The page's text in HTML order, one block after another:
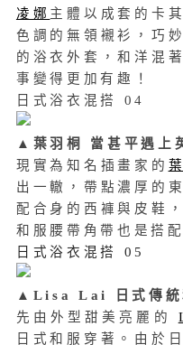
凌娜 主體以成套的卡
色調的無領襯衫，巧
的浴衣外套，和洋混
事變得更加有趣！
日式浴衣混搭 04
▲ 葉羽桐 當甚平遇上
現實為知名插畫家的
出一轍，帶點濃厚的
配合身的西褲與皮鞋
和服腰帶角帶也是搭
日式浴衣混搭 05
▲Lisa Lai 日式傳統
先由外型甜美亮麗的
日式和服穿著。由於